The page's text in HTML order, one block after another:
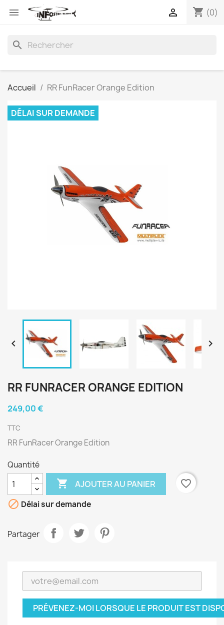
 shopping_cart (0)

search
Accueil RR FunRacer Orange Edition
DÉLAI SUR DEMANDE
 
RR FUNRACER ORANGE EDITION
249,00 €
TTC
RR FunRacer Orange Edition
Quantité
 AJOUTER AU PANIER
favorite_border
 Délai sur demande
Partager
PRÉVENEZ-MOI LORSQUE LE PRODUIT EST